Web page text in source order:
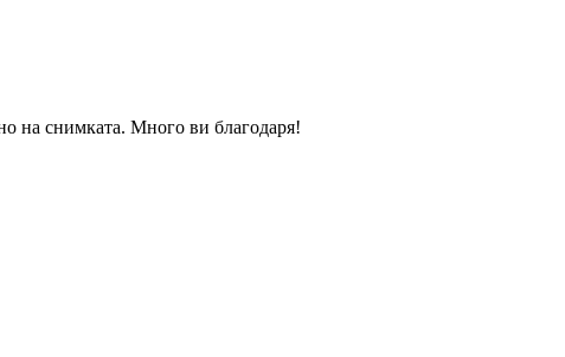
на снимката. Много ви благодаря!